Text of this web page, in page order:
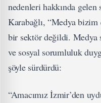
nedenleri hakkında gelen
Karabağlı, “Medya
bir sektör değildi. Medya
ve sosyal sorumluluk
şöyle sürdürdü:
“Amacımız İzmir’den